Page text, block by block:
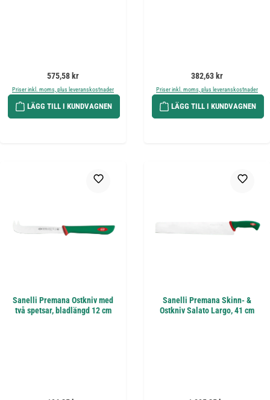
Ordinarie pris:
575,58 kr
Priser inkl. moms, plus leveranskostnader
LÄGG TILL I KUNDVAGNEN
Ordinarie pris:
382,63 kr
Priser inkl. moms, plus leveranskostnader
LÄGG TILL I KUNDVAGNEN
Sanelli Premana Ostkniv med
två spetsar, bladlängd 12 cm
Sanelli Premana Skinn- &
Ostkniv Salato Largo, 41 cm